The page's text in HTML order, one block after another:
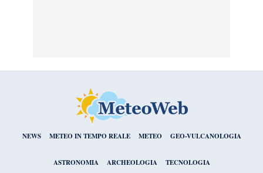
NEWS METEO IN TEMPO REALE METEO GEO-VULCANOLOGIA
ASTRONOMIA ARCHEOLOGIA TECNOLOGIA